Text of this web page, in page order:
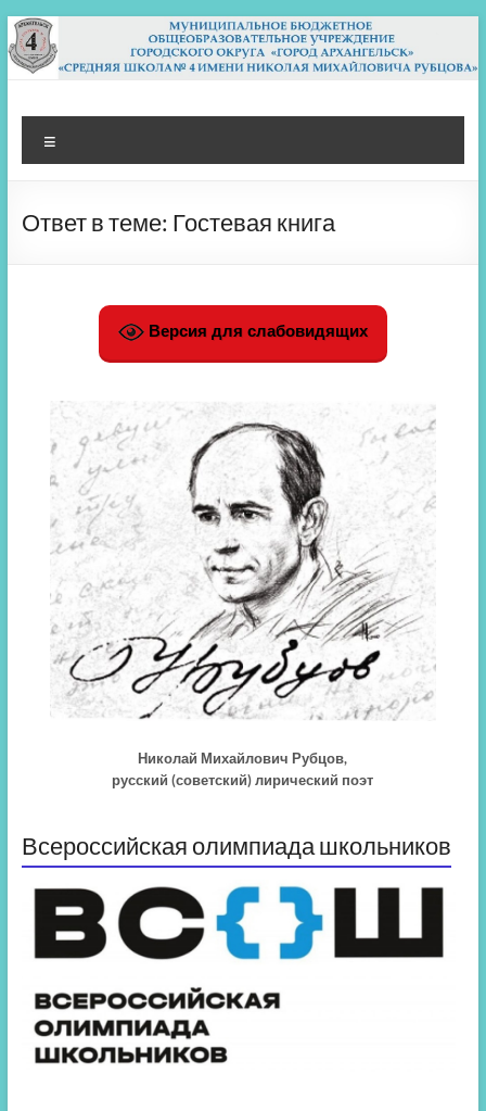
Перейти
к
содержимому
МБОУ СШ 4
Архангельск
Ответ в теме: Гостевая книга
Версия для слабовидящих
Николай Михайлович Рубцов,
русский (советский) лирический поэт
Всероссийская олимпиада школьников